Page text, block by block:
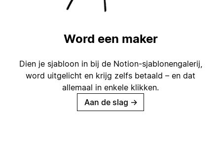
Word een maker
Dien je sjabloon in bij de Notion-sjablonengalerij,
word uitgelicht en krijg zelfs betaald – en dat
allemaal in enkele klikken.
Aan de slag →